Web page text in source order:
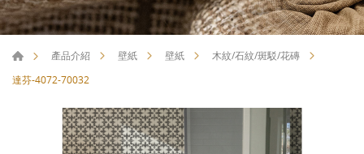
產品介紹 壁紙 壁紙
木紋/石紋/斑駁/花磚
達芬-4072-70032